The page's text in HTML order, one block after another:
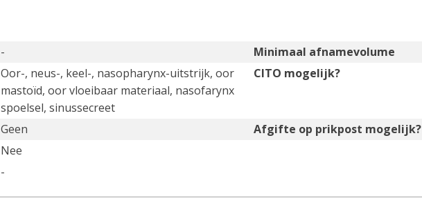
- Minimaal afnamevolume
Oor-, neus-, keel-, nasopharynx-uitstrijk, oor
mastoïd, oor vloeibaar materiaal, nasofarynx
spoelsel, sinussecreet
CITO mogelijk?
Geen Afgifte op prikpost mogelijk?
Nee
-